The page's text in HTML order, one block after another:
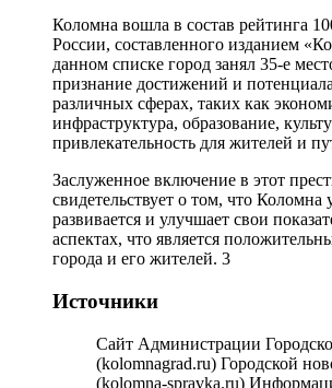
Коломна вошла в состав рейтинга
России, составленного изданием
данном списке город занял 35-е
признание достижений и
различных сферах, таких как
инфраструктура, образование,
привлекательность для жителей и
Заслуженное включение в этот
свидетельствует о том, что Коломна
развивается и улучшает свои
аспектах, что является
города и его жителей. 3
Источники
Сайт Администрации
(kolomnagrad.ru) Городской
(kolomna-spravka.ru)